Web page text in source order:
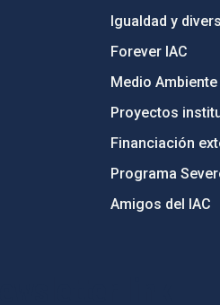
Igualdad y
Forever IAC
Medio
Proyectos
Financiación
Programa
Amigos del IAC